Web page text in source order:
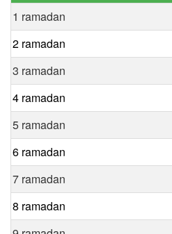
1 ramadan
2 ramadan
3 ramadan
4 ramadan
5 ramadan
6 ramadan
7 ramadan
8 ramadan